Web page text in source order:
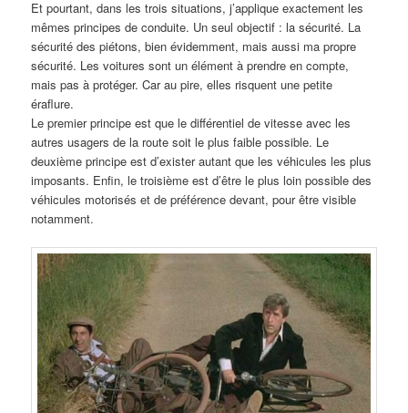
Et pourtant, dans les trois situations, j’applique exactement les
mêmes principes de conduite. Un seul objectif : la sécurité. La
sécurité des piétons, bien évidemment, mais aussi ma propre
sécurité. Les voitures sont un élément à prendre en compte,
mais pas à protéger. Car au pire, elles risquent une petite
éraflure.
Le premier principe est que le différentiel de vitesse avec les
autres usagers de la route soit le plus faible possible. Le
deuxième principe est d’exister autant que les véhicules les plus
imposants. Enfin, le troisième est d’être le plus loin possible des
véhicules motorisés et de préférence devant, pour être visible
notamment.